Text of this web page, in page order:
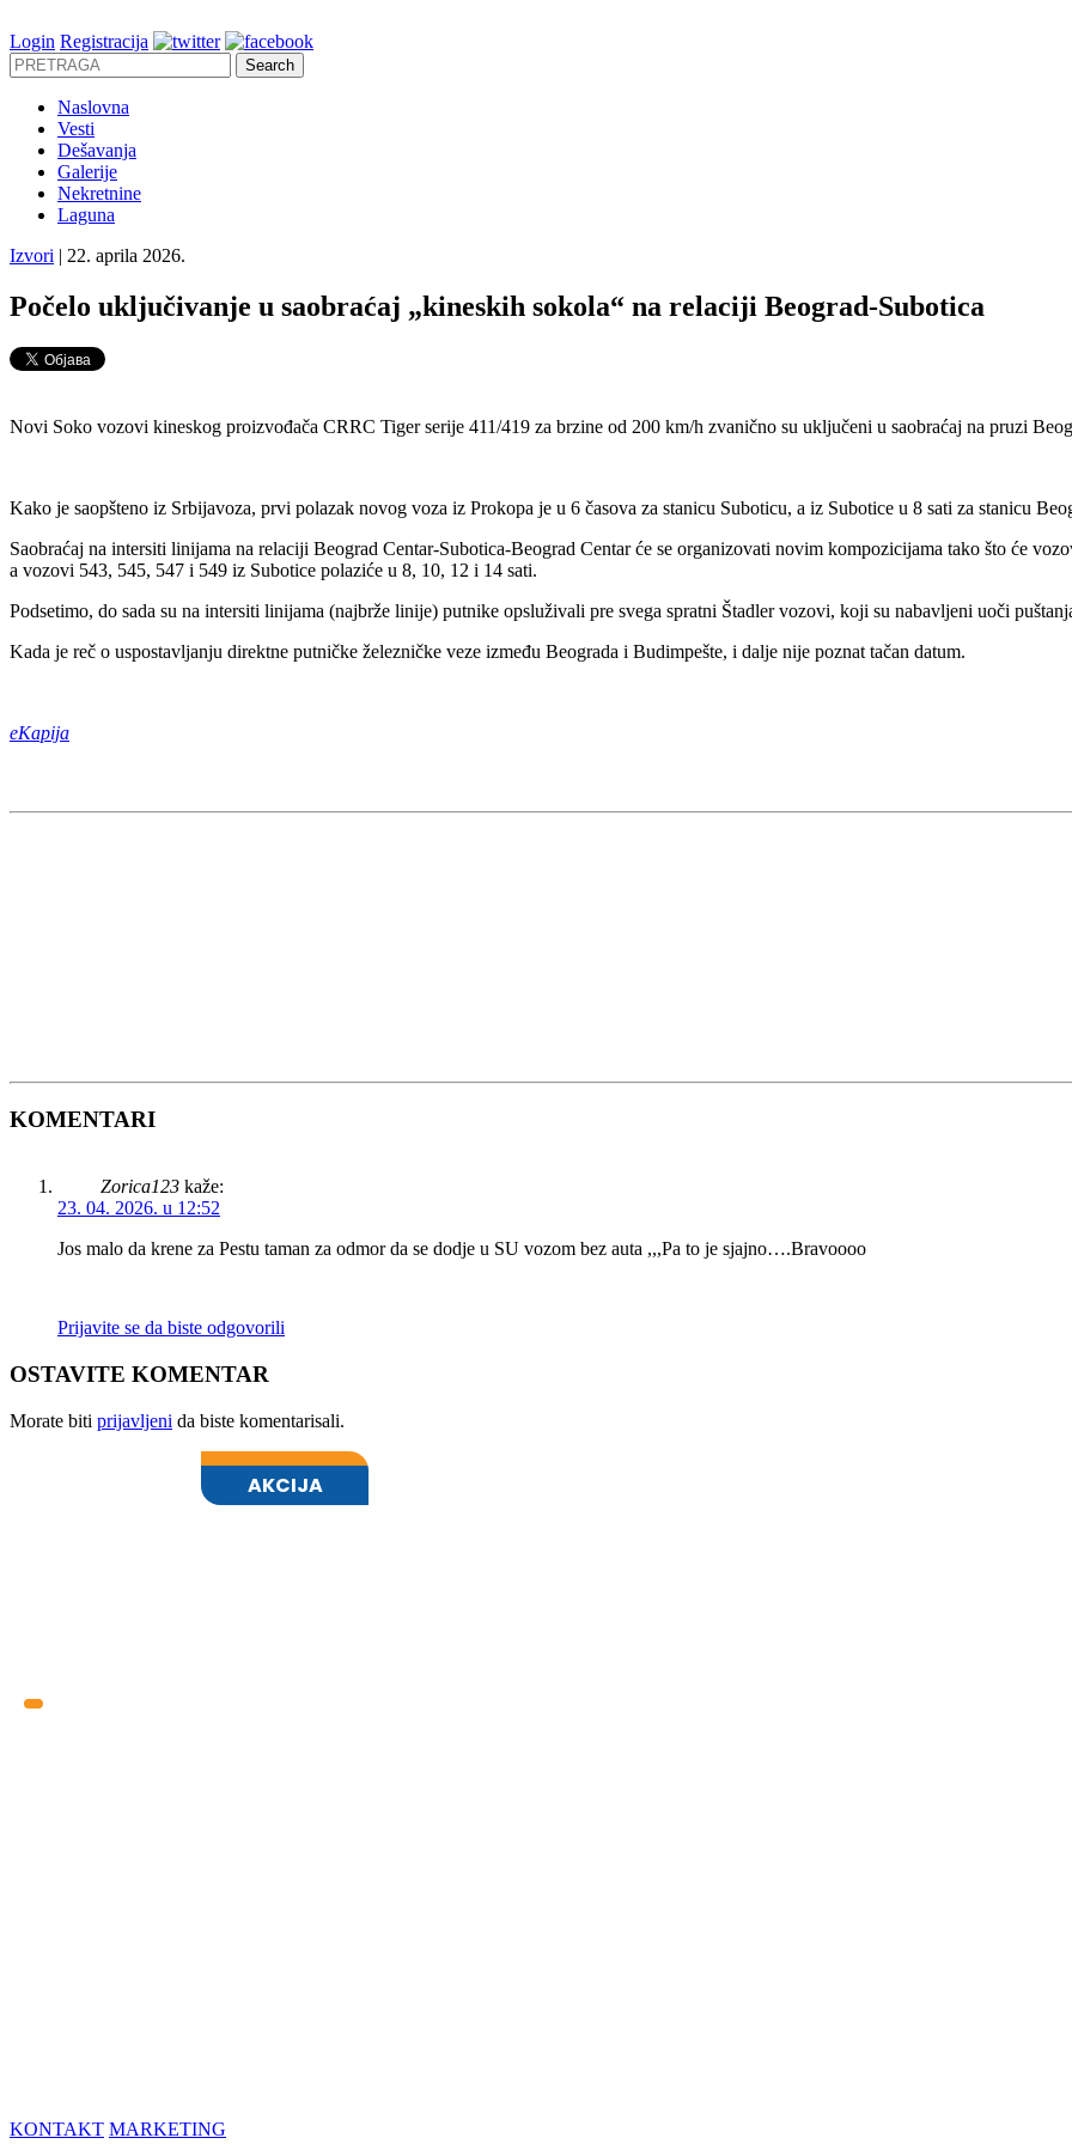
Login Registracija
Naslovna
Vesti
Dešavanja
Galerije
Nekretnine
Laguna
Izvori | 22. aprila 2026.
Počelo uključivanje u saobraćaj „kineskih sokola“ na relaciji Beograd-Subotica
Novi Soko vozovi kineskog proizvođača CRRC Tiger serije 411/419 za brzine od 200 km/h zvanično su uključeni u saobraćaj na pruzi
Kako je saopšteno iz Srbijavoza, prvi polazak novog voza iz Prokopa je u 6 časova za stanicu Suboticu, a iz Subotice u 8 sati za stanicu
Saobraćaj na intersiti linijama na relaciji Beograd Centar-Subotica-Beograd Centar će se organizovati novim kompozicijama tako što će
a vozovi 543, 545, 547 i 549 iz Subotice polaziće u 8, 10, 12 i 14 sati.
Podsetimo, do sada su na intersiti linijama (najbrže linije) putnike opsluživali pre svega spratni Štadler vozovi, koji su nabavljeni uoči
Kada je reč o uspostavljanju direktne putničke železničke veze između Beograda i Budimpešte, i dalje nije poznat tačan datum.
eKapija
KOMENTARI
Zorica123 kaže:
23. 04. 2026. u 12:52
Jos malo da krene za Pestu taman za odmor da se dodje u SU vozom bez auta ,,,Pa to je sjajno….Bravoooo
Prijavite se da biste odgovorili
OSTAVITE KOMENTAR
Morate biti prijavljeni da biste komentarisali.
KONTAKT MARKETING